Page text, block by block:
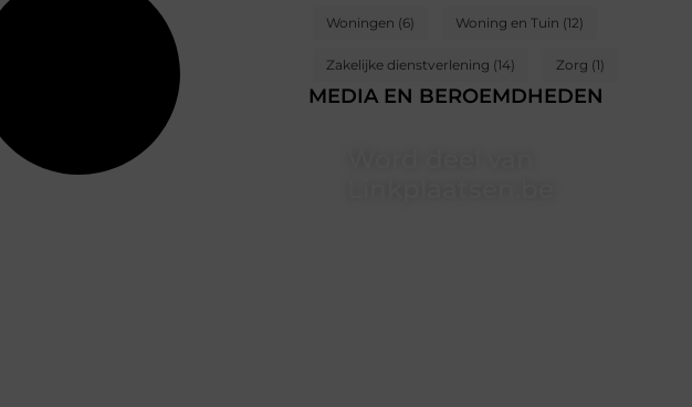
Woningen (6) Woning en Tuin (12)
Zakelijke dienstverlening (14) Zorg (1)
MEDIA EN BEROEMDHEDEN